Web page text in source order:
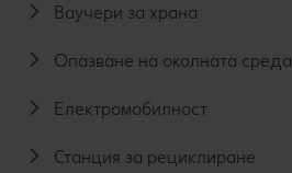
Ваучери за храна
Опазване на околната среда
Електромобилност
Станция за рециклиране